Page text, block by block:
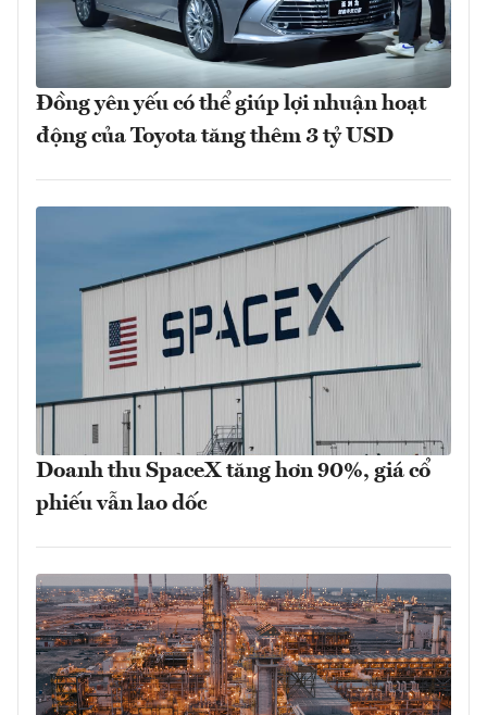
Đồng yên yếu có thể giúp lợi nhuận hoạt
động của Toyota tăng thêm 3 tỷ USD
Doanh thu SpaceX tăng hơn 90%, giá cổ
phiếu vẫn lao dốc